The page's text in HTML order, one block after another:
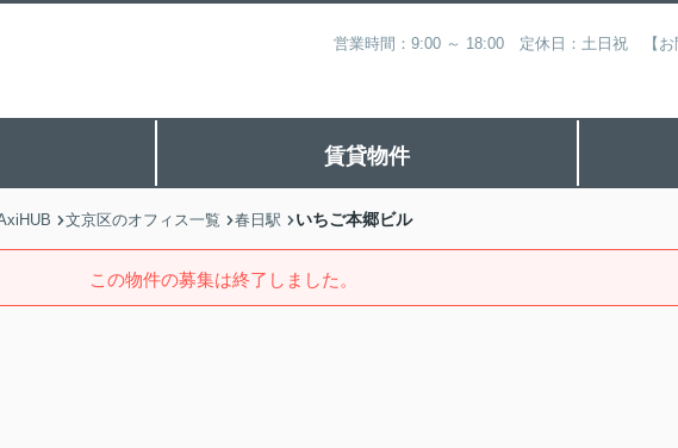
営業時間：9:00 ～ 18:00 定休日：土日祝 【お
賃貸物件
文京区のオフィス一覧 春日駅 いちご本郷ビル
この物件の募集は終了しました。